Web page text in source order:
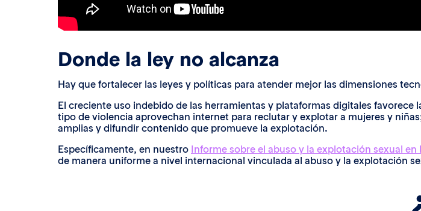
Donde la ley no alcanza
Hay que fortalecer las leyes y políticas para atender mejor las dimensiones
El creciente uso indebido de las herramientas y plataformas digitales
tipo de violencia aprovechan internet para reclutar y explotar a mujeres y
amplias y difundir contenido que promueve la explotación.
Específicamente, en nuestro Informe sobre el abuso y la explotación sexual en
de manera uniforme a nivel internacional vinculada al abuso y la explotación